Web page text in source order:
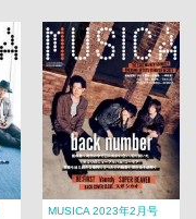
MUSICA 2023年2月号